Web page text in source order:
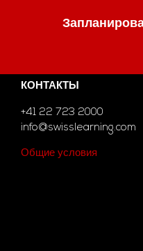
КОНТАКТЫ
+41 22 723 2000
info@swisslearning.com
Общие условия